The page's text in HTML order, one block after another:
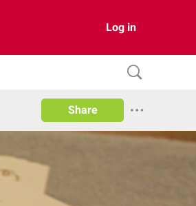
Log in
Share